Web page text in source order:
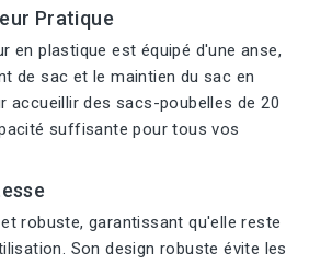
Pratique
en plastique est équipé d'une anse,
de sac et le maintien du sac en
accueillir des sacs-poubelles de 20
suffisante pour tous vos
robuste, garantissant qu'elle reste
Son design robuste évite les